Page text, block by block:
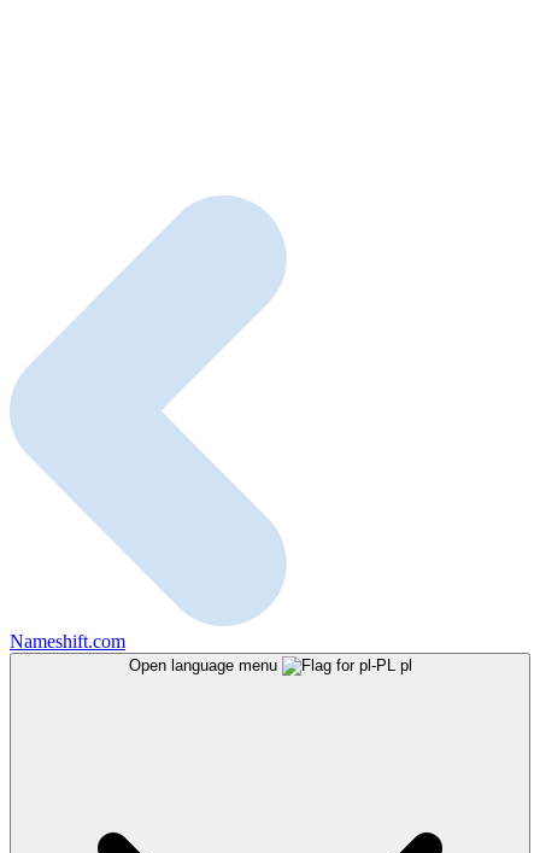
Nameshift.com
Open language menu pl